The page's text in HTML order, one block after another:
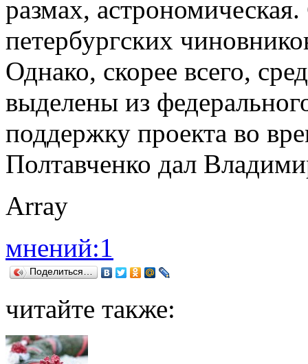
размах,
петербургских
Однако, скорее всего,
выделены из
поддержку проекта во
Полтавченко дал
Array
мнений:1
Поделиться…
читайте также: